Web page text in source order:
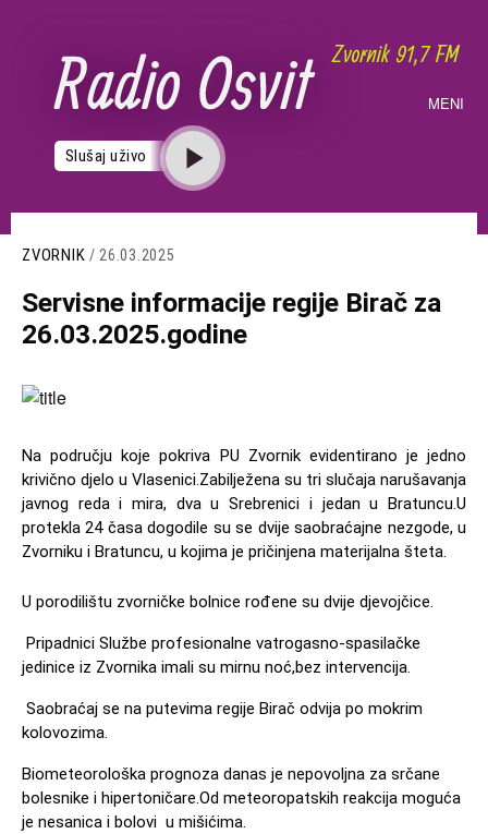
sadržaj
MENI
Slušaj uživo
ZVORNIK / 26.03.2025
Servisne informacije regije Birač za
26.03.2025.godine
Slika
Na području koje pokriva PU Zvornik evidentirano je jedno
krivično djelo u Vlasenici.Zabilježena su tri slučaja narušavanja
javnog reda i mira, dva u Srebrenici i jedan u Bratuncu.U
protekla 24 časa dogodile su se dvije saobraćajne nezgode, u
Zvorniku i Bratuncu, u kojima je pričinjena materijalna šteta.
U porodilištu zvorničke bolnice rođene su dvije djevojčice.
Pripadnici Službe profesionalne vatrogasno-spasilačke
jedinice iz Zvornika imali su mirnu noć,bez intervencija.
Saobraćaj se na putevima regije Birač odvija po mokrim
kolovozima.
Biometeorološka prognoza danas je nepovoljna za srčane
bolesnike i hipertoničare.Od meteoropatskih reakcija moguća
je nesanica i bolovi u mišićima.